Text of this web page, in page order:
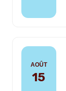
AOÛT
15